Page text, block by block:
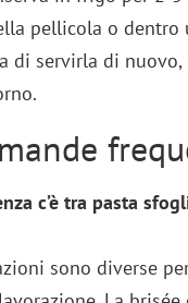
pellicola o dentro
di servirla di
c’è tra pasta
sono diverse